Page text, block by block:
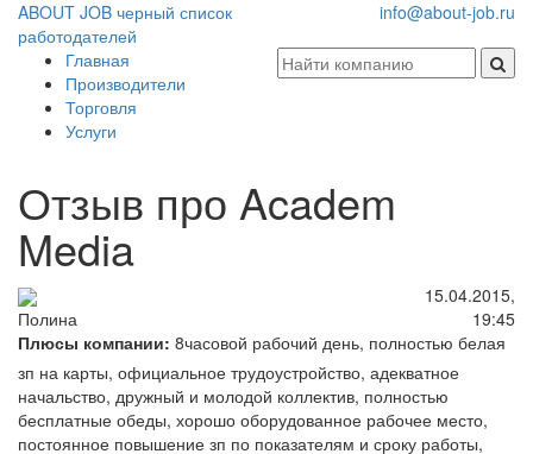
ABOUT JOB черный список
работодателей
info@about-job.ru
Главная
Производители
Торговля
Услуги
Отзыв про Academ
Media
Полина
15.04.2015,
19:45
Плюсы компании: 8часовой рабочий день, полностью белая
зп на карты, официальное трудоустройство, адекватное
начальство, дружный и молодой коллектив, полностью
бесплатные обеды, хорошо оборудованное рабочее место,
постоянное повышение зп по показателям и сроку работы,